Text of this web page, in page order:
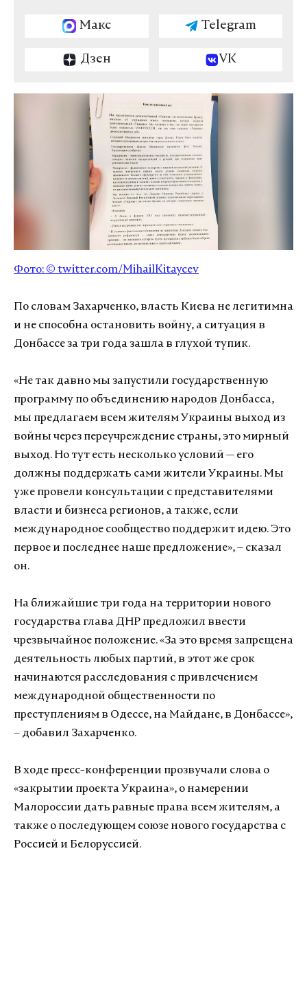
Макс Telegram
Дзен VK
Фото: © twitter.com/MihailKitaycev
По словам Захарченко, власть Киева не легитимна
и не способна остановить войну, а ситуация в
Донбассе за три года зашла в глухой тупик.
«Не так давно мы запустили государственную
программу по объединению народов Донбасса,
мы предлагаем всем жителям Украины выход из
войны через переучреждение страны, это мирный
выход. Но тут есть несколько условий — его
должны поддержать сами жители Украины. Мы
уже провели консультации с представителями
власти и бизнеса регионов, а также, если
международное сообщество поддержит идею. Это
первое и последнее наше предложение», – сказал
он.
На ближайшие три года на территории нового
государства глава ДНР предложил ввести
чрезвычайное положение. «За это время запрещена
деятельность любых партий, в этот же срок
начинаются расследования с привлечением
международной общественности по
преступлениям в Одессе, на Майдане, в Донбассе»,
– добавил Захарченко.
В ходе пресс-конференции прозвучали слова о
«закрытии проекта Украина», о намерении
Малороссии дать равные права всем жителям, а
также о последующем союзе нового государства с
Россией и Белоруссией.